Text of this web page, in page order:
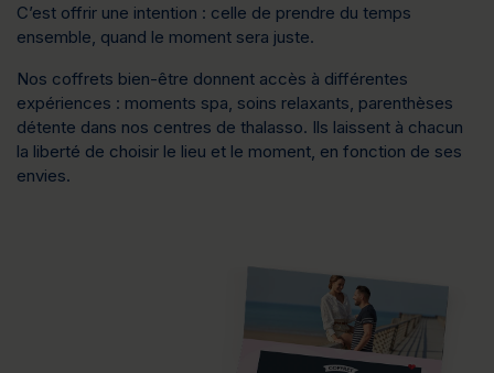
C’est offrir une intention : celle de prendre du temps
ensemble, quand le moment sera juste.
Nos coffrets bien-être donnent accès à différentes
expériences : moments spa, soins relaxants, parenthèses
détente dans nos centres de thalasso. Ils laissent à chacun
la liberté de choisir le lieu et le moment, en fonction de ses
envies.